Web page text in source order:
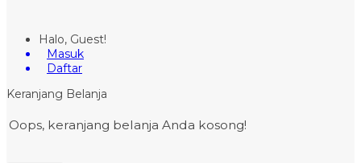
Halo, Guest!
Masuk
Daftar
Keranjang Belanja
Oops, keranjang belanja Anda kosong!